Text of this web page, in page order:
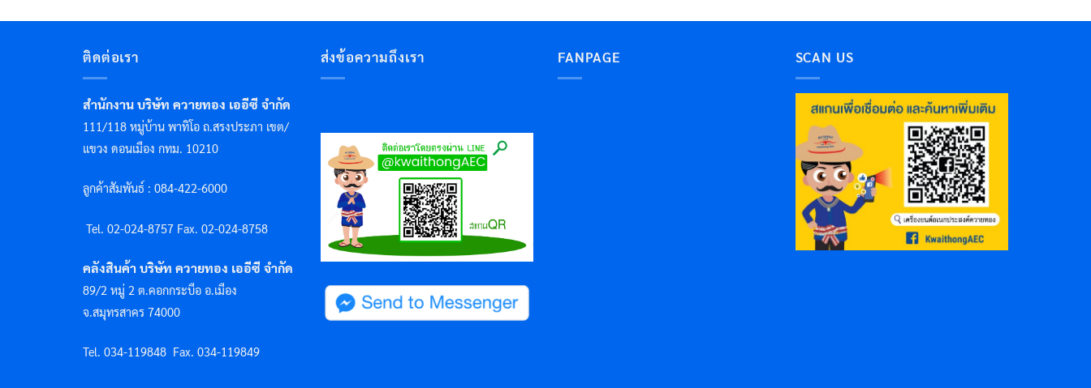
ติดต่อเรา
สำนักงาน บริษัท ควายทอง เออีซี จำกัด
111/118 หมู่บ้าน พาทิโอ ถ.สรงประภา เขต/
แขวง ดอนเมือง กทม. 10210
ลูกค้าสัมพันธ์ : 084-422-6000
Tel. 02-024-8757 Fax. 02-024-8758
คลังสินค้า บริษัท ควายทอง เออีซี จำกัด
89/2 หมู่ 2 ต.คอกกระบือ อ.เมือง
จ.สมุทรสาคร 74000
Tel. 034-119848 Fax. 034-119849
ส่งข้อความถึงเรา FANPAGE SCAN US